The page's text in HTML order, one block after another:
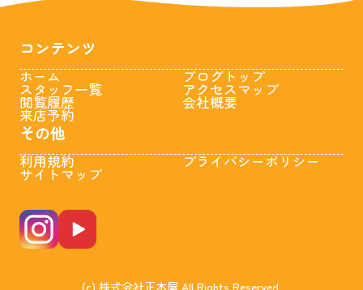
コンテンツ
ホーム
スタッフ一覧
閲覧履歴
来店予約
ブログトップ
アクセスマップ
会社概要
その他
利用規約
サイトマップ
プライバシーポリシー
(c) 株式会社正木屋 All Rights Reserved.